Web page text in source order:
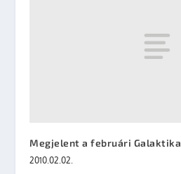
Megjelent a februári Galaktika
2010.02.02.